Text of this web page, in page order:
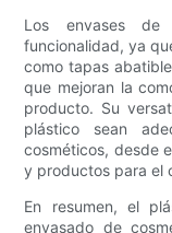
Los envases de
funcionalidad, ya
como tapas
que mejoran la
producto. Su
plástico sean
cosméticos, desde
y productos para el
En resumen, el
envasado de